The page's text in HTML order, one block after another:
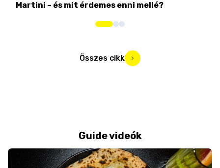
Martini – és mit érdemes enni mellé?
Összes cikk
Guide videók